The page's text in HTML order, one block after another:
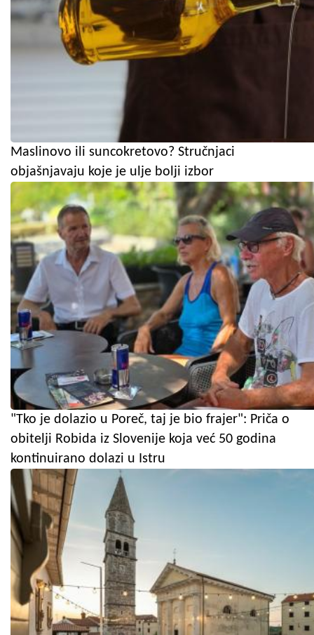
Maslinovo ili suncokretovo? Stručnjaci
objašnjavaju koje je ulje bolji izbor
"Tko je dolazio u Poreč, taj je bio frajer": Priča o
obitelji Robida iz Slovenije koja već 50 godina
kontinuirano dolazi u Istru